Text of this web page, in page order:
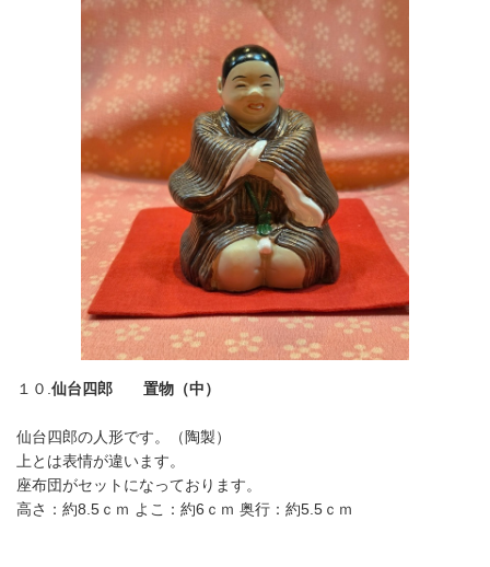
１０. 仙台四郎 置物（中）
仙台四郎の人形です。（陶製）
上とは表情が違います。
座布団がセットになっております。
高さ：約8.5ｃｍ よこ：約6ｃｍ 奥行：約5.5ｃｍ